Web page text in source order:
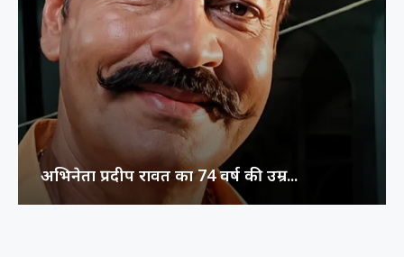
अभिनेता प्रदीप रावत का 74 वर्ष की उम्र...